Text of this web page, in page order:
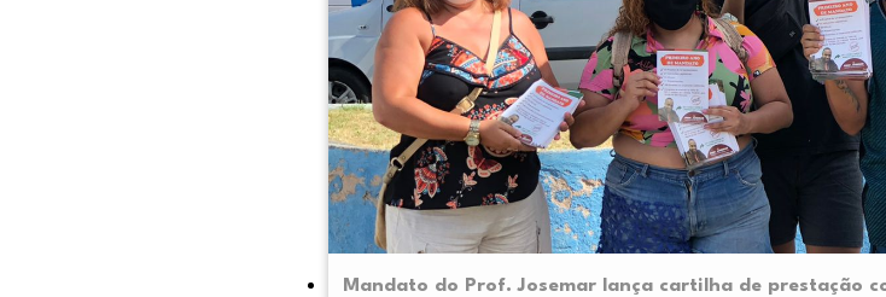
Mandato do Prof. Josemar lança cartilha de prestação